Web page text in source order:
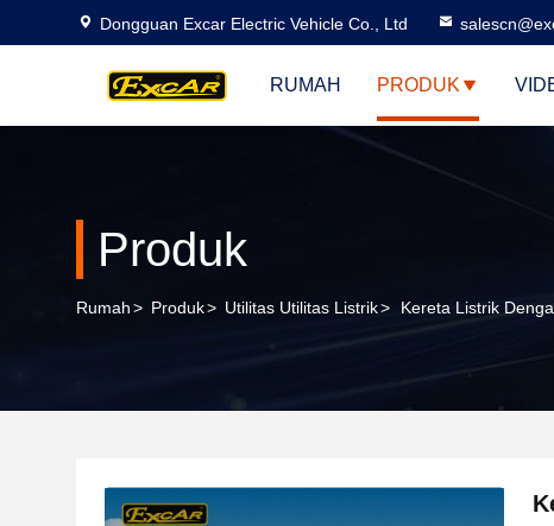
Dongguan Excar Electric Vehicle Co., Ltd
RUMAH PRODUK
Produk
Rumah> Produk> Utilitas Utilitas Listrik> Kereta Listrik